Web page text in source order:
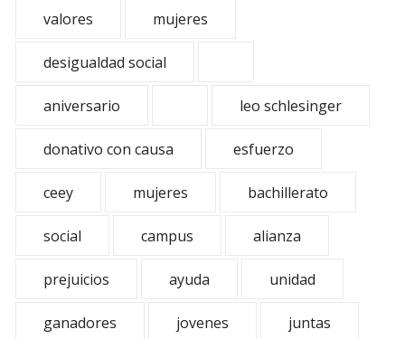
valores mujeres
desigualdad social
aniversario leo schlesinger
donativo con causa esfuerzo
ceey mujeres bachillerato
social campus alianza
prejuicios ayuda unidad
ganadores jovenes juntas